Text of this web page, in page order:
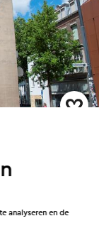
analyseren en de